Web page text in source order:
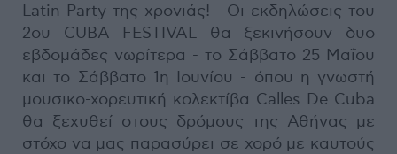
Latin Party της χρονιάς! Οι εκδηλώσεις του
2ου CUBA FESTIVAL θα ξεκινήσουν δυο
εβδομάδες νωρίτερα - το Σάββατο 25 Μαΐου
και το Σάββατο 1η Ιουνίου - όπου η γνωστή
μουσικο-χορευτική κολεκτίβα Calles De Cuba
θα ξεχυθεί στους δρόμους της Αθήνας με
στόχο να μας παρασύρει σε χορό με καυτούς